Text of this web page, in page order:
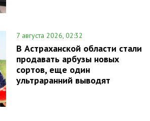
7 августа 2026, 02:32
В Астраханской области стали
продавать арбузы новых
сортов, еще один
ультраранний выводят